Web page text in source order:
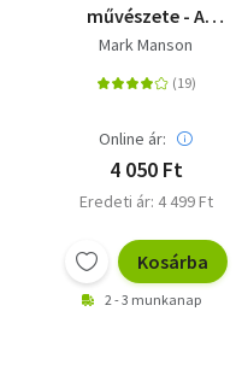
művészete - A
tökéletes élet
megközelítése
Mark Manson
Online ár:
4 050 Ft
Eredeti ár: 4 499 Ft
Kosárba
2 - 3 munkanap